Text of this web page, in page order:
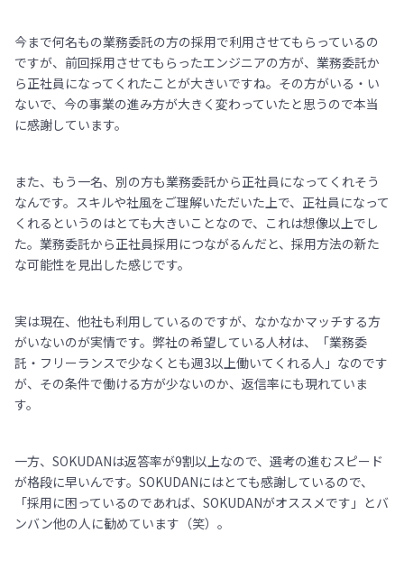
今まで何名もの業務委託の方の採用で利用させてもらっているの
ですが、前回採用させてもらったエンジニアの方が、業務委託か
ら正社員になってくれたことが大きいですね。その方がいる・い
ないで、今の事業の進み方が大きく変わっていたと思うので本当
に感謝しています。
また、もう一名、別の方も業務委託から正社員になってくれそう
なんです。スキルや社風をご理解いただいた上で、正社員になって
くれるというのはとても大きいことなので、これは想像以上でし
た。業務委託から正社員採用につながるんだと、採用方法の新た
な可能性を見出した感じです。
実は現在、他社も利用しているのですが、なかなかマッチする方
がいないのが実情です。弊社の希望している人材は、「業務委
託・フリーランスで少なくとも週3以上働いてくれる人」なのです
が、その条件で働ける方が少ないのか、返信率にも現れていま
す。
一方、SOKUDANは返答率が9割以上なので、選考の進むスピード
が格段に早いんです。SOKUDANにはとても感謝しているので、
「採用に困っているのであれば、SOKUDANがオススメです」とバ
ンバン他の人に勧めています（笑）。